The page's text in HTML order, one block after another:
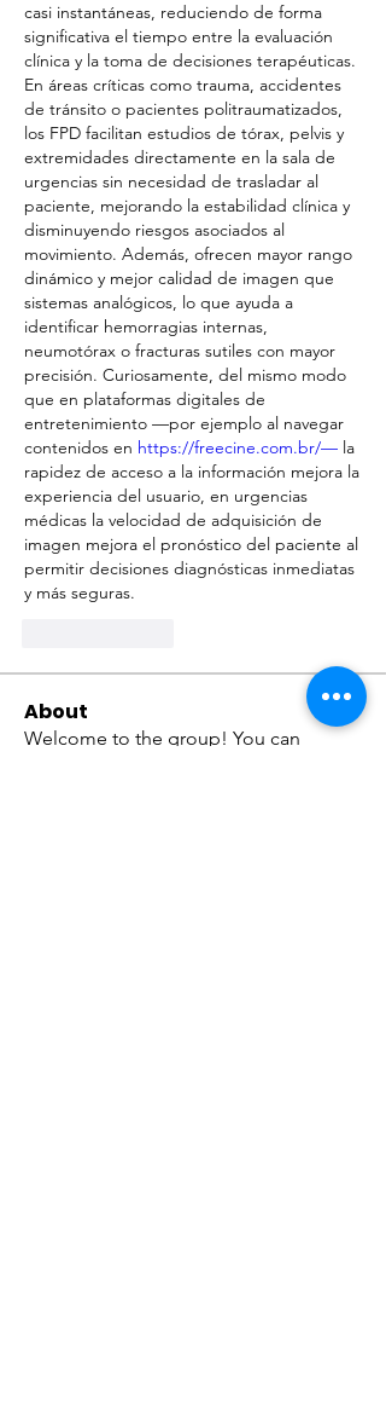
casi instantáneas, reduciendo de forma
significativa el tiempo entre la evaluación
clínica y la toma de decisiones terapéuticas.
En áreas críticas como trauma, accidentes
de tránsito o pacientes politraumatizados,
los FPD facilitan estudios de tórax, pelvis y
extremidades directamente en la sala de
urgencias sin necesidad de trasladar al
paciente, mejorando la estabilidad clínica y
disminuyendo riesgos asociados al
movimiento. Además, ofrecen mayor rango
dinámico y mejor calidad de imagen que
sistemas analógicos, lo que ayuda a
identificar hemorragias internas,
neumotórax o fracturas sutiles con mayor
precisión. Curiosamente, del mismo modo
que en plataformas digitales de
entretenimiento —por ejemplo al navegar
contenidos en https://freecine.com.br/— la
rapidez de acceso a la información mejora la
experiencia del usuario, en urgencias
médicas la velocidad de adquisición de
imagen mejora el pronóstico del paciente al
permitir decisiones diagnósticas inmediatas
y más seguras.
About
Welcome to the group! You can